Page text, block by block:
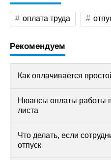
оплата труда
Рекомендуем
Как оплачивается
Нюансы оплаты работы
листа
Что делать, если
отпуск